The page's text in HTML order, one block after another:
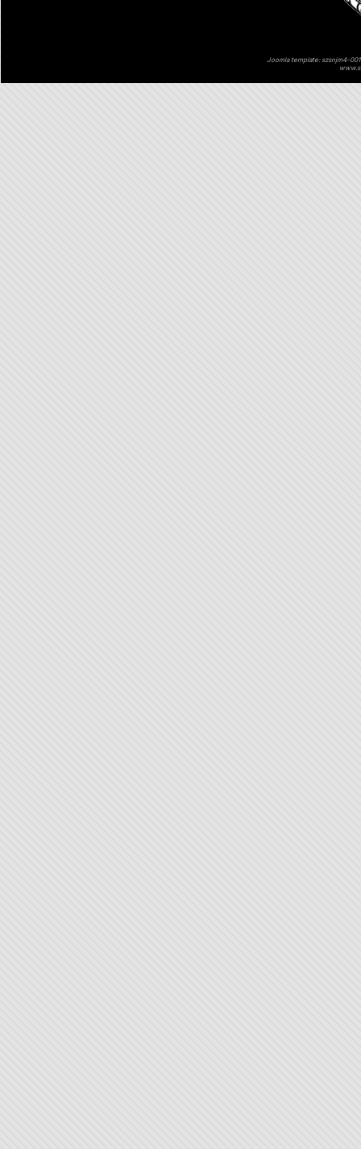
Joomla template: szsnjm4-